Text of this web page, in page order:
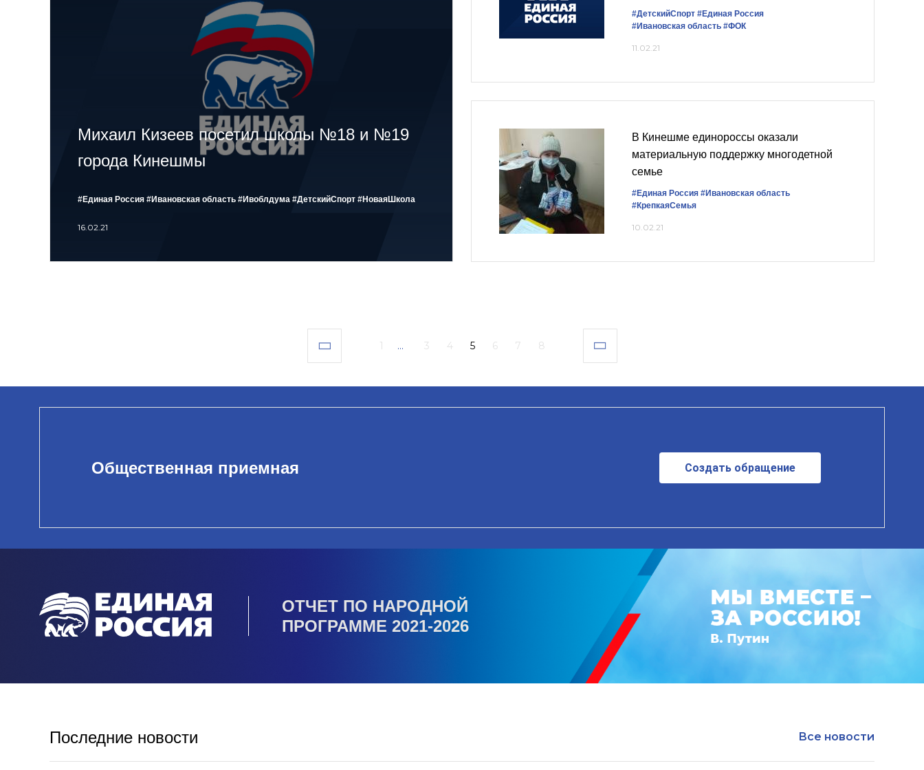
Михаил Кизеев посетил школы №18 и №19
города Кинешмы
#Единая Россия #Ивановская область #Ивоблдума #ДетскийСпорт #НоваяШкола
16.02.21
#ДетскийСпорт #Единая Россия
#Ивановская область #ФОК
11.02.21
В Кинешме единороссы оказали
материальную поддержку многодетной
семье
#Единая Россия #Ивановская область
#КрепкаяСемья
10.02.21
1 ... 3 4 5 6 7 8
Общественная приемная Создать обращение
ОТЧЕТ ПО НАРОДНОЙ
ПРОГРАММЕ 2021-2026
Последние новости Все новости